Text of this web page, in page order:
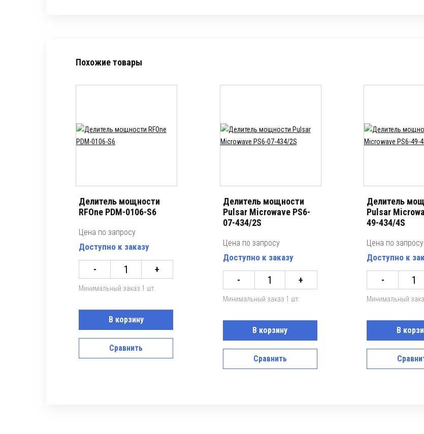
Похожие товары
Делитель мощности
RFOne PDM-0106-S6
Цена по запросу
Доступно к заказу
- +
Минимальный заказ 1 шт.
В корзину
Сравнить
Делитель мощности
Pulsar Microwave PS6-
07-434/2S
Цена по запросу
Доступно к заказу
- +
Минимальный заказ 1 шт.
В корзину
Сравнить
Делитель
Pulsar
49-434/4S
Цена по запросу
Доступно к
-
Минимальный
В